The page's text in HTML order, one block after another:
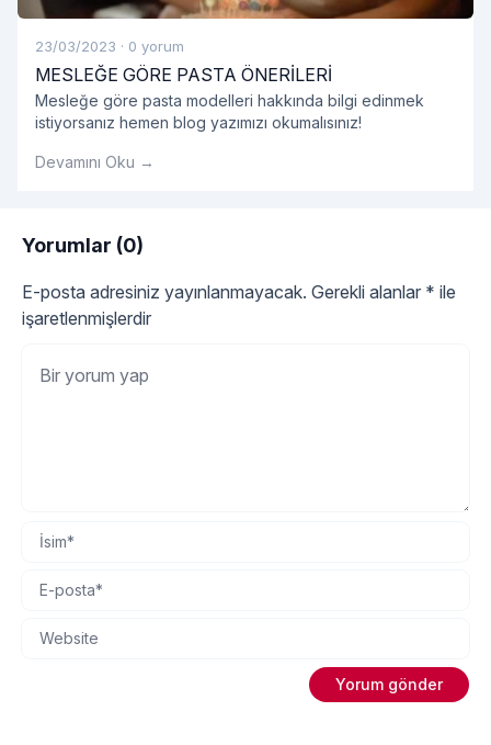
23/03/2023 · 0 yorum
MESLEĞE GÖRE PASTA ÖNERİLERİ
Mesleğe göre pasta modelleri hakkında bilgi edinmek
istiyorsanız hemen blog yazımızı okumalısınız!
Devamını Oku →
Yorumlar (0)
E-posta adresiniz yayınlanmayacak. Gerekli alanlar * ile
işaretlenmişlerdir